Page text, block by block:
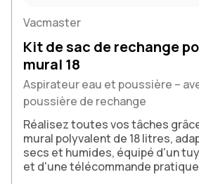
Vacmaster
Kit de sac de rechange
mural 18
Aspirateur eau et poussière –
poussière de rechange
Réalisez toutes vos tâches
mural polyvalent de 18 litres,
secs et humides, équipé d'un
et d'une télécommande